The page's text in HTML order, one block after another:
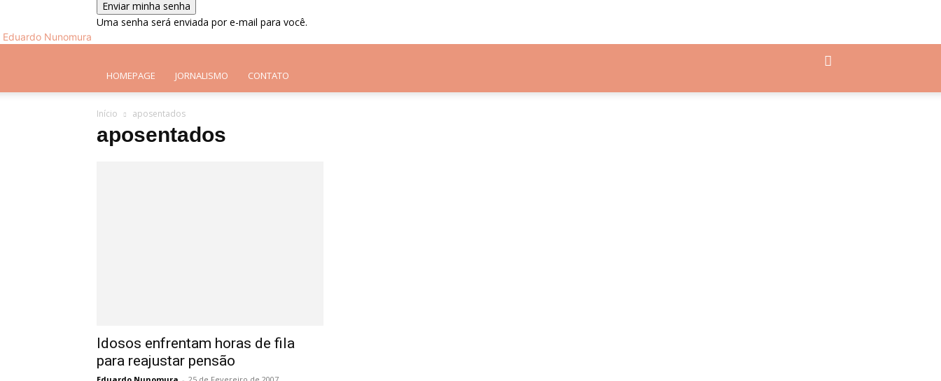
Uma senha será enviada por e-mail para você.
Eduardo Nunomura
HOMEPAGE JORNALISMO CONTATO
Início aposentados
aposentados
Idosos enfrentam horas de fila
para reajustar pensão